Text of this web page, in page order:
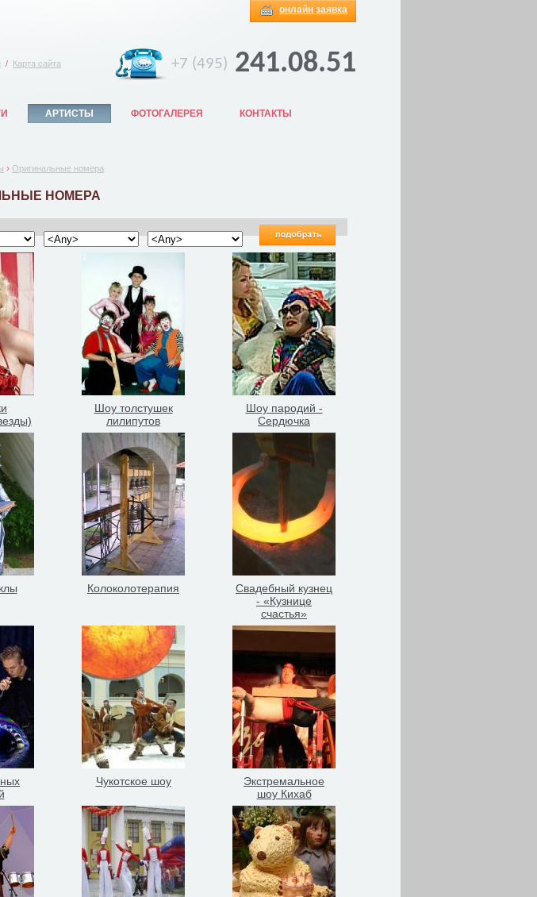
/ Карта сайта +7 (495) 241.08.51
онлайн заявка
АРТИСТЫ ФОТОГАЛЕРЕЯ КОНТАКТЫ
› Оригинальные номера
НОМЕРА
Шоу толстушек
лилипутов
Шоу пародий -
Сердючка
Колоколотерапия
Свадебный кузнец
- «Кузнице
счастья»
Чукотское шоу
Экстремальное
шоу Кихаб